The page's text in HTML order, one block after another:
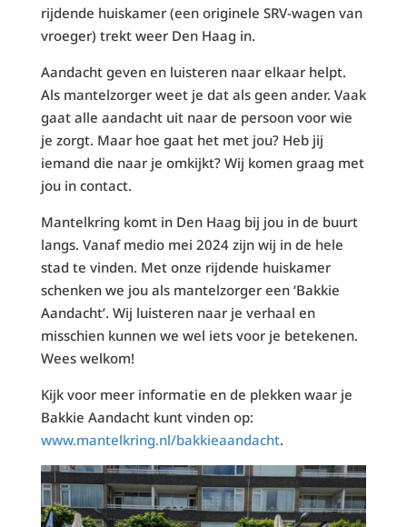
rijdende huiskamer (een originele SRV-wagen van
vroeger) trekt weer Den Haag in.
Aandacht geven en luisteren naar elkaar helpt.
Als mantelzorger weet je dat als geen ander. Vaak
gaat alle aandacht uit naar de persoon voor wie
je zorgt. Maar hoe gaat het met jou? Heb jij
iemand die naar je omkijkt? Wij komen graag met
jou in contact.
Mantelkring komt in Den Haag bij jou in de buurt
langs. Vanaf medio mei 2024 zijn wij in de hele
stad te vinden. Met onze rijdende huiskamer
schenken we jou als mantelzorger een ‘Bakkie
Aandacht’. Wij luisteren naar je verhaal en
misschien kunnen we wel iets voor je betekenen.
Wees welkom!
Kijk voor meer informatie en de plekken waar je
Bakkie Aandacht kunt vinden op:
www.mantelkring.nl/bakkieaandacht.